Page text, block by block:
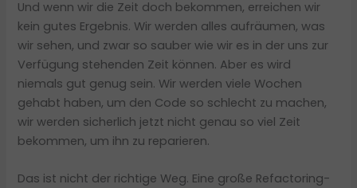
Und wenn wir die Zeit doch bekommen, erreichen wir
kein gutes Ergebnis. Wir werden alles aufräumen, was
wir sehen, und zwar so sauber wie wir es in der uns zur
Verfügung stehenden Zeit können. Aber es wird
niemals gut genug sein. Wir werden viele Wochen
gehabt haben, um den Code so schlecht zu machen,
wir werden sicherlich jetzt nicht genau so viel Zeit
bekommen, um ihn zu reparieren.
Das ist nicht der richtige Weg. Eine große Refactoring-